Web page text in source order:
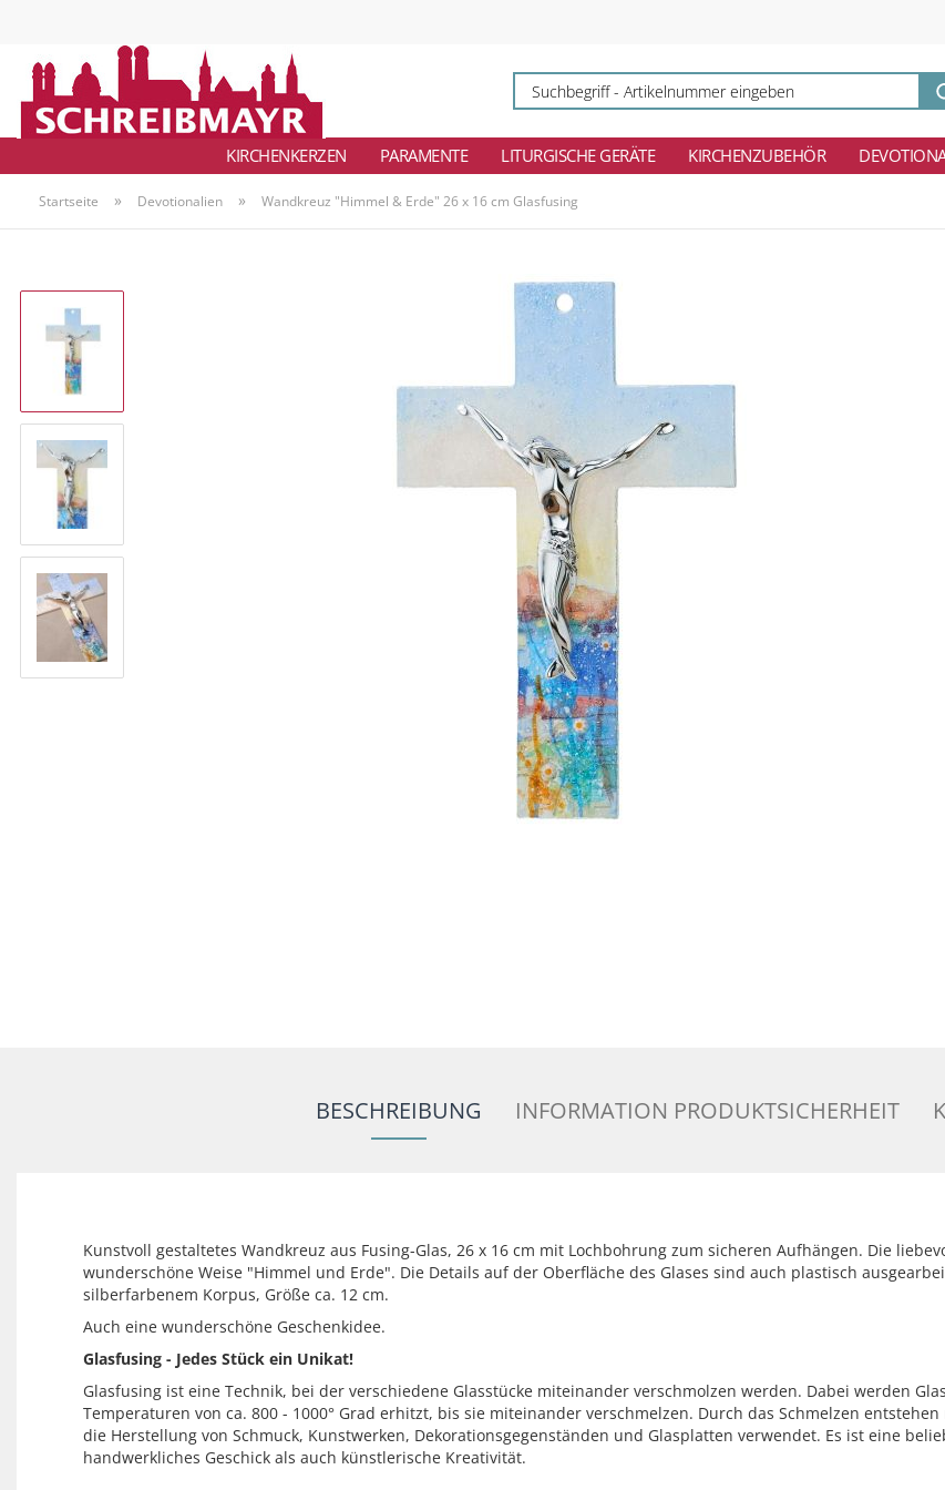
KIRCHENKERZEN PARAMENTE LITURGISCHE GERÄTE KIRCHENZUBEHÖR
Startseite » Devotionalien » Wandkreuz "Himmel & Erde" 26 x 16 cm Glasfusing
BESCHREIBUNG INFORMATION PRODUKTSICHERHEIT
Kunstvoll gestaltetes Wandkreuz aus Fusing-Glas, 26 x 16 cm mit Lochbohrung zum sicheren Aufhängen. Die
wunderschöne Weise "Himmel und Erde". Die Details auf der Oberfläche des Glases sind auch plastisch
silberfarbenem Korpus, Größe ca. 12 cm.
Auch eine wunderschöne Geschenkidee.
Glasfusing - Jedes Stück ein Unikat!
Glasfusing ist eine Technik, bei der verschiedene Glasstücke miteinander verschmolzen werden. Dabei werden
Temperaturen von ca. 800 - 1000° Grad erhitzt, bis sie miteinander verschmelzen. Durch das Schmelzen
die Herstellung von Schmuck, Kunstwerken, Dekorationsgegenständen und Glasplatten verwendet. Es ist eine
handwerkliches Geschick als auch künstlerische Kreativität.